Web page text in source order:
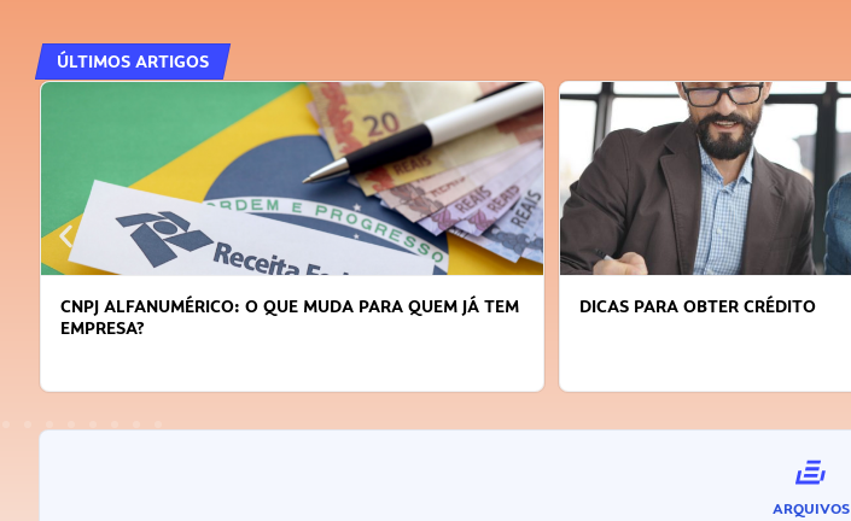
ÚLTIMOS ARTIGOS
CNPJ ALFANUMÉRICO: O QUE MUDA PARA QUEM JÁ TEM
EMPRESA?
DICAS PARA OBTER CRÉDITO
ARQUIVOS